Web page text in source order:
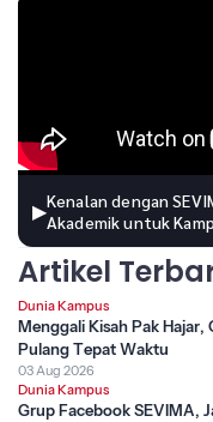
▶Kenalan dengan
Akademik untuk
Artikel
Dunia Kampus
Menggali Kisah Pak
Pulang Tepat Waktu
03 Aug 2026
Dunia Kampus
Grup Facebook SEVIMA,